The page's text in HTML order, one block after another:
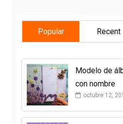
Popular Recent
Modelo de
con nombre
octubre 12,